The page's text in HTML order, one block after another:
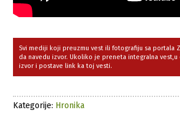
Svi mediji koji preuzmu vest ili fotografiju sa portala
da navedu izvor. Ukoliko je preneta integralna vest,u
izvor i postave link ka toj vesti.
Kategorije: Hronika